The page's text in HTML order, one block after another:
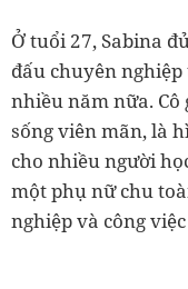
Ở tuổi 27, Sabina
đấu chuyên
nhiều năm nữa. Cô
sống viên mãn, là
cho nhiều người
một phụ nữ chu
nghiệp và công